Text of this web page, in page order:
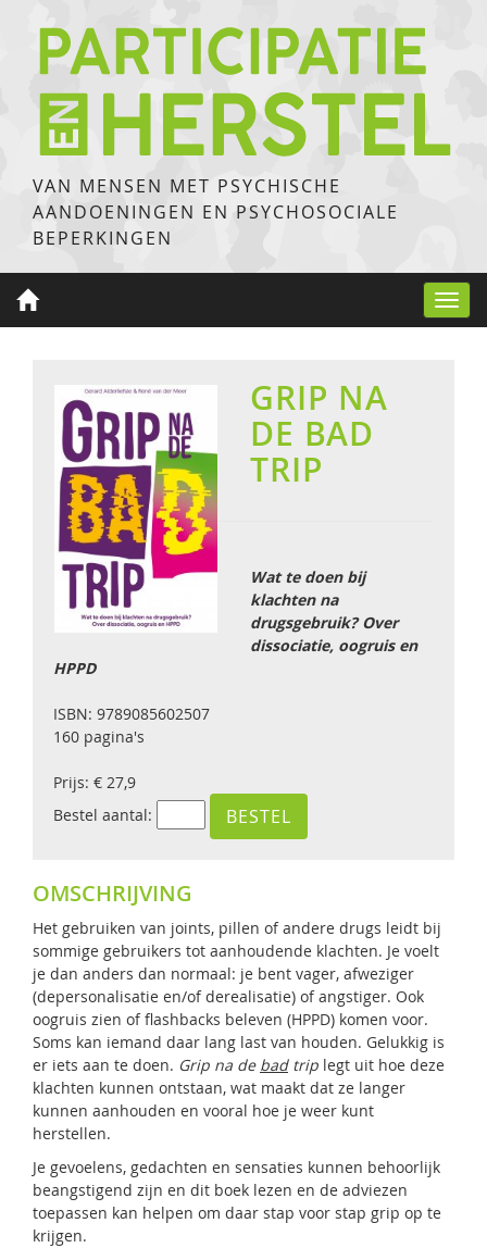
VAN MENSEN MET PSYCHISCHE
AANDOENINGEN EN PSYCHOSOCIALE
BEPERKINGEN
GRIP NA
DE BAD
TRIP
Wat te doen bij
klachten na
drugsgebruik? Over
dissociatie, oogruis en
HPPD
ISBN: 9789085602507
160 pagina's
Prijs: € 27,9
Bestel aantal:
OMSCHRIJVING
Het gebruiken van joints, pillen of andere drugs leidt bij
sommige gebruikers tot aanhoudende klachten. Je voelt
je dan anders dan normaal: je bent vager, afweziger
(depersonalisatie en/of derealisatie) of angstiger. Ook
oogruis zien of flashbacks beleven (HPPD) komen voor.
Soms kan iemand daar lang last van houden. Gelukkig is
er iets aan te doen. Grip na de bad trip legt uit hoe deze
klachten kunnen ontstaan, wat maakt dat ze langer
kunnen aanhouden en vooral hoe je weer kunt
herstellen.
Je gevoelens, gedachten en sensaties kunnen behoorlijk
beangstigend zijn en dit boek lezen en de adviezen
toepassen kan helpen om daar stap voor stap grip op te
krijgen.